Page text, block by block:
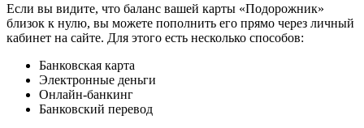
Если вы видите, что баланс вашей карты «Подорожник»
близок к нулю, вы можете пополнить его прямо через личный
кабинет на сайте. Для этого есть несколько способов:
Банковская карта
Электронные деньги
Онлайн-банкинг
Банковский перевод